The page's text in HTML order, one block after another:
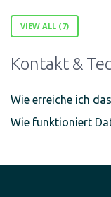
VIEW ALL (7)
Kontakt &
Wie erreiche ich
Wie funktioniert